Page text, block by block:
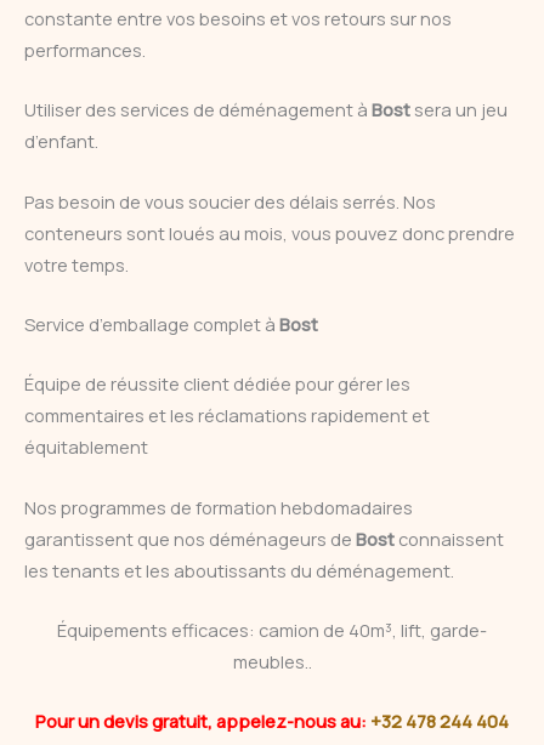
constante entre vos besoins et vos retours sur nos
performances.
Utiliser des services de déménagement à Bost sera un jeu
d’enfant.
Pas besoin de vous soucier des délais serrés. Nos
conteneurs sont loués au mois, vous pouvez donc prendre
votre temps.
Service d’emballage complet à Bost
Équipe de réussite client dédiée pour gérer les
commentaires et les réclamations rapidement et
équitablement
Nos programmes de formation hebdomadaires
garantissent que nos déménageurs de Bost connaissent
les tenants et les aboutissants du déménagement.
Équipements efficaces: camion de 40m³, lift, garde-
meubles..
Pour un devis gratuit, appelez-nous au: +32 478 244 404